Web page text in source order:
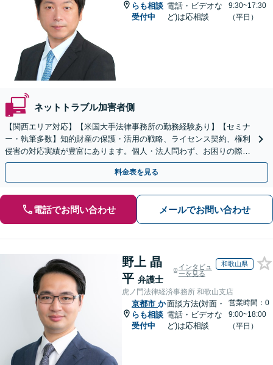
らも相談
受付中
電話・ビデオな
ど)は応相談
9:30~17:30
（平日）
ネットトラブル加害者側
【関西エリア対応】【米国大手法律事務所の勤務経験あり】【セミナ
ー・執筆多数】知的財産の保護・活用の戦略、ライセンス契約、権利
侵害の対応実績が豊富にあります。個人・法人問わず、お困りの際は
お気軽にご相談ください。【弁護士歴15年以上】
料金表を見る
電話でお問い合わせ メールでお問い合わせ
野上 晶
平 弁護士
インタビュ
ーを見る
和歌山県
虎ノ門法律経済事務所 和歌山支店
京都市 か
らも相談
受付中
面談方法(対面・
電話・ビデオな
ど)は応相談
営業時間：0
9:00~18:00
（平日）